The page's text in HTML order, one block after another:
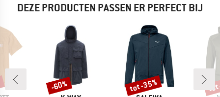
DEZE PRODUCTEN PASSEN ER PERFECT BIJ
Korting
-60% Korting
tot -35%